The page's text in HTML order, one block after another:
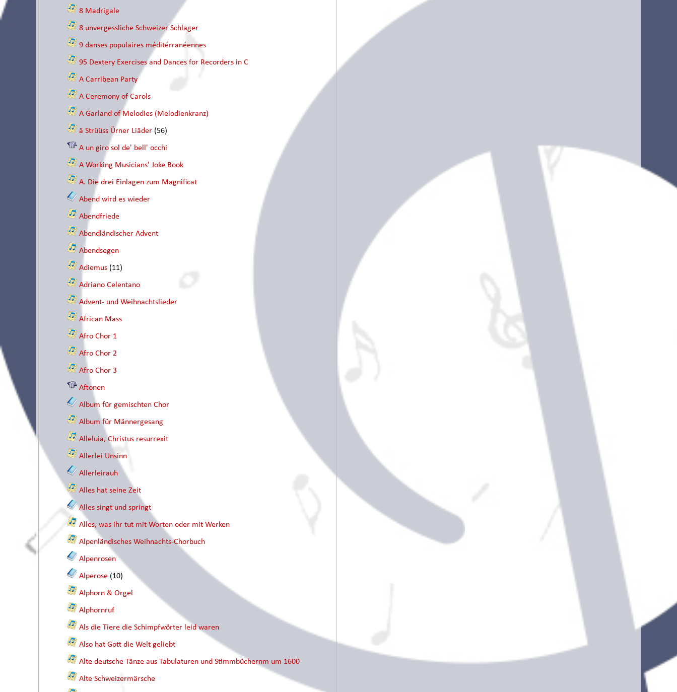
8 Madrigale
8 unvergessliche Schweizer Schlager
9 danses populaires méditérranéennes
95 Dextery Exercises and Dances for Recorders in C
A Carribean Party
A Ceremony of Carols
A Garland of Melodies (Melodienkranz)
ä Strüüss Ürner Liäder (56)
A un giro sol de' bell' occhi
A Working Musicians' Joke Book
A. Die drei Einlagen zum Magnificat
Abend wird es wieder
Abendfriede
Abendländischer Advent
Abendsegen
Adiemus (11)
Adriano Celentano
Advent- und Weihnachtslieder
African Mass
Afro Chor 1
Afro Chor 2
Afro Chor 3
Aftonen
Album für gemischten Chor
Album für Männergesang
Alleluia, Christus resurrexit
Allerlei Unsinn
Allerleirauh
Alles hat seine Zeit
Alles singt und springt
Alles, was ihr tut mit Worten oder mit Werken
Alpenländisches Weihnachts-Chorbuch
Alpenrosen
Alperose (10)
Alphorn & Orgel
Alphornruf
Als die Tiere die Schimpfwörter leid waren
Also hat Gott die Welt geliebt
Alte deutsche Tänze aus Tabulaturen und Stimmbüchernm um 1600
Alte Schweizermärsche